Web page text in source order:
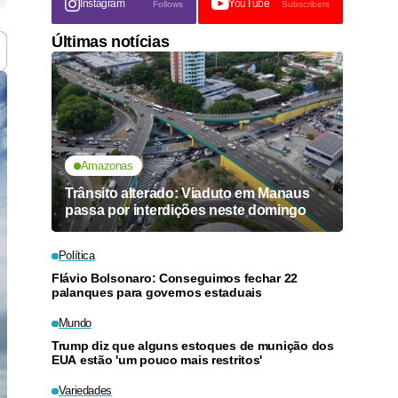
Instagram Follows YouTube Subscribers
Últimas notícias
Amazonas
Trânsito alterado: Viaduto em Manaus
passa por interdições neste domingo
Política
Flávio Bolsonaro: Conseguimos fechar 22
palanques para governos estaduais
Mundo
Trump diz que alguns estoques de munição dos
EUA estão 'um pouco mais restritos'
Variedades